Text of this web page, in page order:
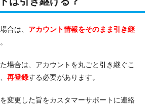
合は、 アカウント情報をそのまま引き継
た場合は、 アカウントを丸ごと 引き継ぐこ
再登録する必要があります。
変更した旨をカスタマーサポートに連絡